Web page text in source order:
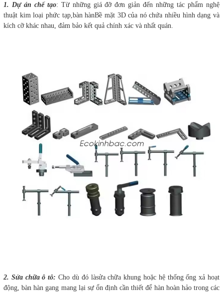
1. Dự án chế tạo: Từ những giá đỡ đơn giản đến những tác phẩm nghệ
thuật kim loại phức tạp,bàn hànBề mặt 3D của nó chứa nhiều hình dạng và
kích cỡ khác nhau, đảm bảo kết quả chính xác và nhất quán.
2. Sửa chữa ô tô: Cho dù đó làsửa chữa khung hoặc hệ thống ống xả hoạt
động, bàn hàn gang mang lại sự ổn định cần thiết để hàn hoàn hảo trong các